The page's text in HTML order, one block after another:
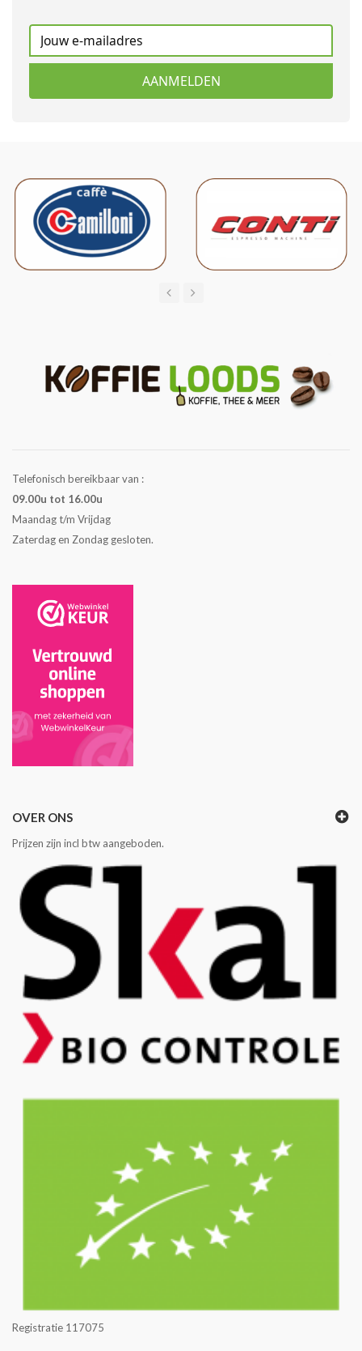
AANMELDEN
Telefonisch bereikbaar van :
09.00u tot 16.00u
Maandag t/m Vrijdag
Zaterdag en Zondag gesloten.
OVER ONS
Prijzen zijn incl btw aangeboden.
Registratie 117075